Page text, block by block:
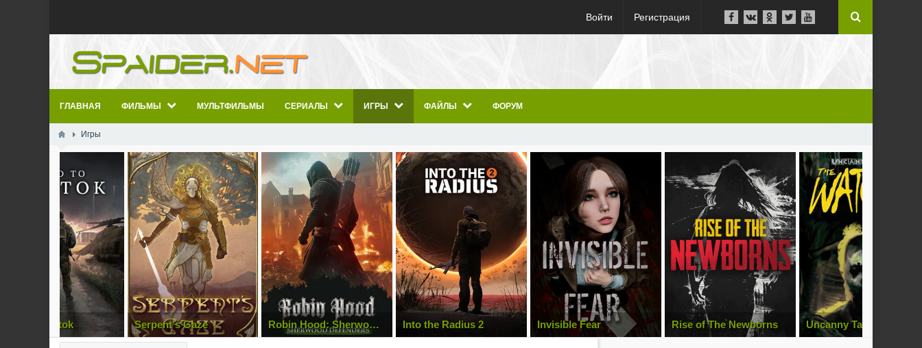
Войти Регистрация
ГЛАВНАЯ ФИЛЬМЫ МУЛЬТФИЛЬМЫ СЕРИАЛЫ ИГРЫ ФАЙЛЫ ФОРУМ
Игры
Road to Vostok Serpent's Gaze
Robin Hood: Sherwood
Defenders
Into the Radius 2 Invisible Fear Rise of The Newborns
Uncanny Tales: The
Watcher